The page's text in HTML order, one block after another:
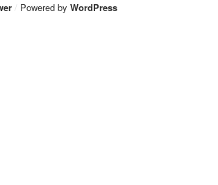
/ Powered by WordPress